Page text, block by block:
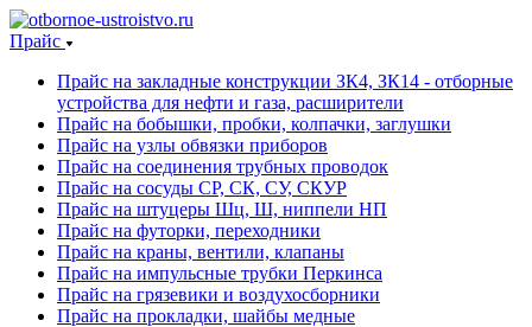
Прайс
Прайс на закладные конструкции ЗК4, ЗК14 - отборные
устройства для нефти и газа, расширители
Прайс на бобышки, пробки, колпачки, заглушки
Прайс на узлы обвязки приборов
Прайс на соединения трубных проводок
Прайс на сосуды СР, СК, СУ, СКУР
Прайс на штуцеры Шц, Ш, ниппели НП
Прайс на футорки, переходники
Прайс на краны, вентили, клапаны
Прайс на импульсные трубки Перкинса
Прайс на грязевики и воздухосборники
Прайс на прокладки, шайбы медные